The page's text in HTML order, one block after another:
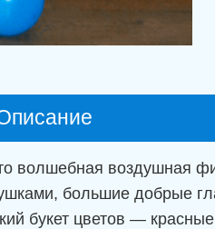
волшебная воздушная
большие добрые
букет цветов —